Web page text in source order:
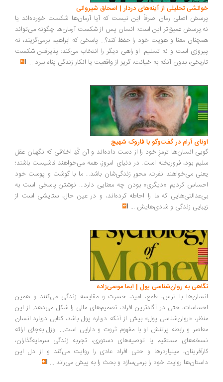
تحلیلی از آینه‌های دردار | اسحاق شیروانی
اصلی رمان صرفاً این نیست که آیا آرمان‌ها شکست خورده‌اند یا
عمیق‌تر این است: انسان پس از شکست آرمان‌ها چگونه می‌تواند
معنا و هویت خود را حفظ کند؟... پاسخی که ابراهیم برمی‌گزیند، نه
است و نه تسلیم. او راهی دیگر را انتخاب می‌کند: پذیرفتن شکست
بدون آنکه به خیانت، گریز از واقعیت یا انکار زندگی پناه ببرد...
آرام در گفت‌وگو با فاروک شهیچ‭
انسان‌ها ترمزِ خود را از دست داده‌اند و آن کُدِ اخلاقی که نگهبان عقل
بود، فروریخته است. در دنیای امروز، همه می‌خواهند فاشیست باشند؛
می‌خواهند نفرت، محورِ زندگی‌شان باشد... ما با گوشت و پوست خود
کردیم «دیگری» بودن چه معنایی دارد... نوشتن پاسخی است به
که ما را احاطه کرده‌اند، و در عین حال، ستایشی است از
زندگی و شادی‌هایش...
به روان‌شناسی پول | ایما موسی‌زاده
با ترس، طمع، امید، حسرت و مقایسه زندگی می‌کنند و همین
حتی در آگاه‌ترین افراد، تصمیم‌های مالی را شکل می‌دهد. از این
«روان‌شناسی پول» بیش از آنکه درباره پول باشد، کتابی درباره انسان
و رابطه پرتنش او با مفهوم ثروت و دارایی است... اوزل به‌جای ارائه
مستقیم یا توصیه‌های دستوری، تجربه زندگی سرمایه‌گذاران،
میلیاردرها و حتی افراد عادی را روایت می‌کند و از دل این
روایت خود را برمی‌سازد و بحث را به پیش می‌راند...